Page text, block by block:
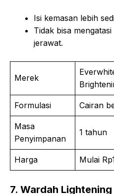
Isi kemasan lebih
Tidak bisa
jerawat.
Merek
Formulasi Cairan
Masa
Penyimpanan
1 tahun
Harga Mulai
7. Wardah